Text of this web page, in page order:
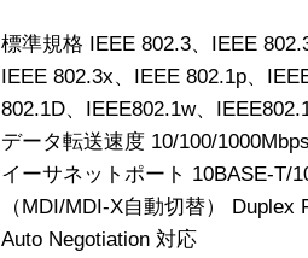
標準規格 IEEE 802.3、IEEE
IEEE 802.3x、IEEE 802.1p、
802.1D、IEEE802.1w、
データ転送速度 10/100/
イーサネットポート 10BASE-T/
（MDI/MDI-X自動切替） Duplex
Auto Negotiation 対応